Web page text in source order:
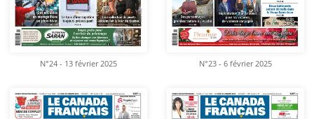
N°24 - 13 février 2025 N°23 - 6 février 2025